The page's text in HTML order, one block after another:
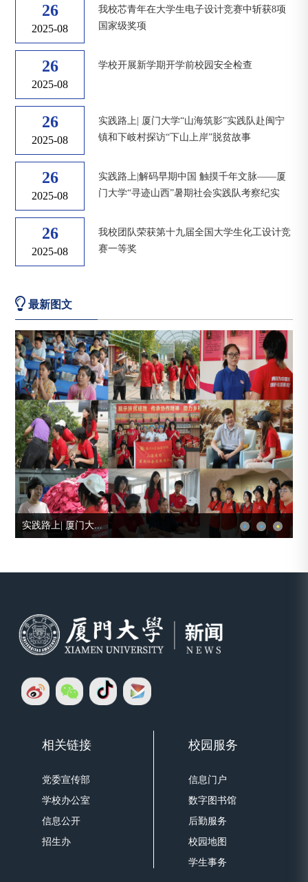
26
2025-08
我校芯青年在大学生电子设计竞赛中斩获8项
国家级奖项
26
2025-08
学校开展新学期开学前校园安全检查
26
2025-08
实践路上| 厦门大学“山海筑影”实践队赴闽宁
镇和下岐村探访“下山上岸”脱贫故事
26
2025-08
实践路上|解码早期中国 触摸千年文脉——厦
门大学“寻迹山西”暑期社会实践队考察纪实
26
2025-08
我校团队荣获第十九届全国大学生化工设计竞
赛一等奖
最新图文
实践路上| 厦门大...
相关链接
党委宣传部
学校办公室
信息公开
招生办
校园服务
信息门户
数字图书馆
后勤服务
校园地图
学生事务